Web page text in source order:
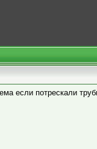
если потрескали